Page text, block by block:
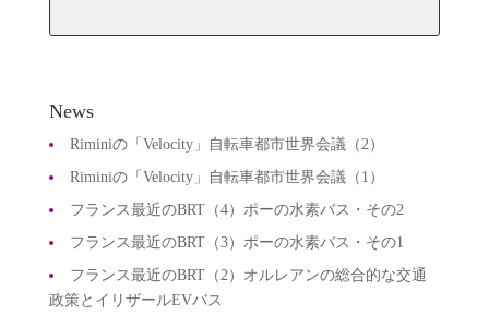
News
Riminiの「Velocity」自転車都市世界会議（2）
Riminiの「Velocity」自転車都市世界会議（1）
フランス最近のBRT（4）ポーの水素バス・その2
フランス最近のBRT（3）ポーの水素バス・その1
フランス最近のBRT（2）オルレアンの総合的な交通
政策とイリザールEVバス